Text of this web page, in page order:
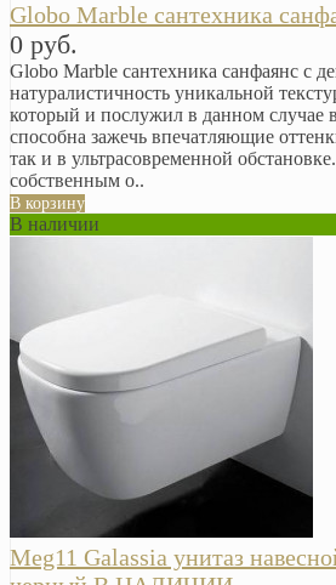
Globo Marble сантехника
0 руб.
Globo Marble сантехника санфаянс с
натуралистичность уникальной
который и послужил в данном случае
способна зажечь впечатляющие
так и в ультрасовременной
собственным о..
В корзину
В наличии
Meg11 Galassia унитаз